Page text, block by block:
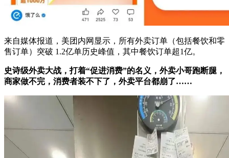
来自媒体报道，美团内网显示，所有外卖订单（包括餐饮和零
售订单）突破 1.2亿单历史峰值，其中餐饮订单超1亿。
史诗级外卖大战，打着“促进消费”的名义，外卖小哥跑断腿，
商家做不完，消费者装不下了，外卖平台都崩了……